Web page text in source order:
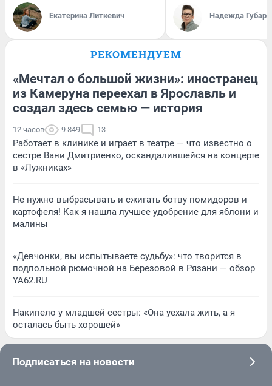
Екатерина Литкевич Надежда Губарь
РЕКОМЕНДУЕМ
«Мечтал о большой жизни»: иностранец
из Камеруна переехал в Ярославль и
создал здесь семью — история
12 часов 9 849 13
Работает в клинике и играет в театре — что известно о
сестре Вани Дмитриенко, оскандалившейся на концерте
в «Лужниках»
Не нужно выбрасывать и сжигать ботву помидоров и
картофеля! Как я нашла лучшее удобрение для яблони и
малины
«Девчонки, вы испытываете судьбу»: что творится в
подпольной рюмочной на Березовой в Рязани — обзор
YA62.RU
Накипело у младшей сестры: «Она уехала жить, а я
осталась быть хорошей»
Подписаться на новости